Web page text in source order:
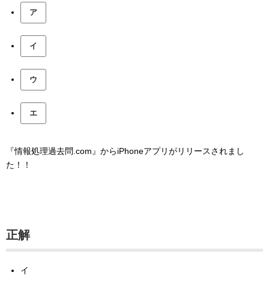
ア
イ
ウ
エ
『情報処理過去問.com』からiPhoneアプリがリリースされまし
た！！
正解
イ